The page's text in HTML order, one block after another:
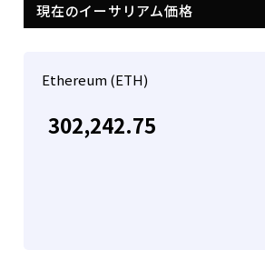
現在のイーサリアム価格
Ethereum (ETH)
302,242.75